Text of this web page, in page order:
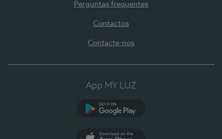
Perguntas frequentes
Contactos
Contacte-nos
App MY LUZ